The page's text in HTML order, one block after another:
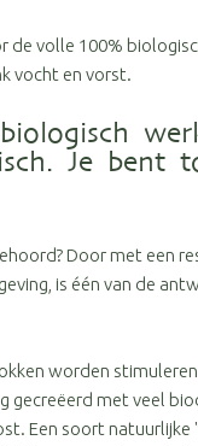
de volle 100%
vocht en vorst.
Je bent
Door met een
is één van de
worden
gecreëerd met veel
Een soort